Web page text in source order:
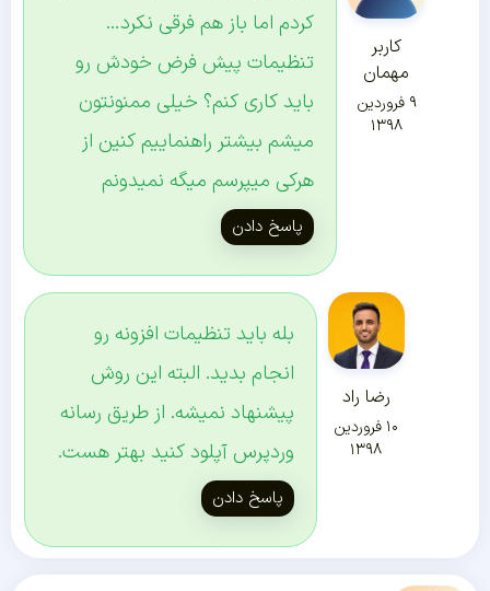
کاربر
مهمان
۹ فروردین
۱۳۹۸
کردم اما باز هم فرقی نکرد…
تنظیمات پیش فرض خودش رو
باید کاری کنم؟ خیلی ممنونتون
میشم بیشتر راهنماییم کنین از
هرکی میپرسم میگه نمیدونم
پاسخ دادن
رضا راد
۱۰ فروردین
۱۳۹۸
بله باید تنظیمات افزونه رو
انجام بدید. البته این روش
پیشنهاد نمیشه. از طریق رسانه
وردپرس آپلود کنید بهتر هست.
پاسخ دادن